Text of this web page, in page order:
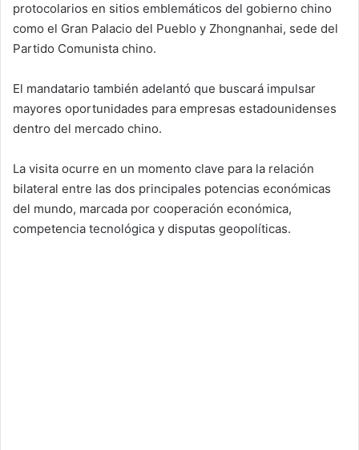
protocolarios en sitios emblemáticos del gobierno chino
como el Gran Palacio del Pueblo y Zhongnanhai, sede del
Partido Comunista chino.
El mandatario también adelantó que buscará impulsar
mayores oportunidades para empresas estadounidenses
dentro del mercado chino.
La visita ocurre en un momento clave para la relación
bilateral entre las dos principales potencias económicas
del mundo, marcada por cooperación económica,
competencia tecnológica y disputas geopolíticas.